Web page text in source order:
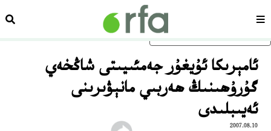
ئاساسلىق مەزمۇنغا ئاتلاڭسەھىپە
ئامېرىكا ئۇيغۇر جەمئىيىتى شاڭخەي
گۇرۇھىنىڭ ھەربىي مانېۋىرىنى
ئەيىبلىدى
2007.08.10